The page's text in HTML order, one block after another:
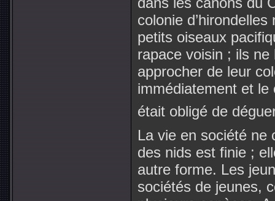
colonie
petits oiseaux
rapace voisin ; ils
approcher de leur
immédiatement et le
était obligé de
La vie en société ne
des nids est finie ;
autre forme. Les
sociétés de jeunes,